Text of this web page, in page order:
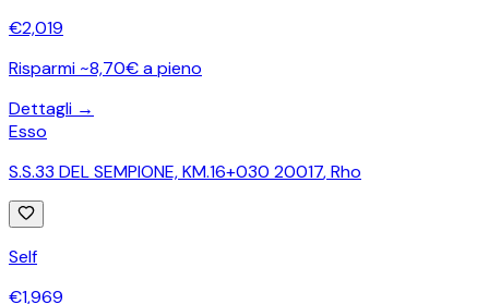
€2,019
Risparmi ~8,70€ a pieno
Dettagli →
Esso
S.S.33 DEL SEMPIONE, KM.16+030 20017,Rho
Self
€1,969